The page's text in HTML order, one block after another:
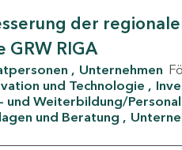
der
RIGA
Unternehmen
und Technologie
und Weiterbildung/Personal
und Beratung